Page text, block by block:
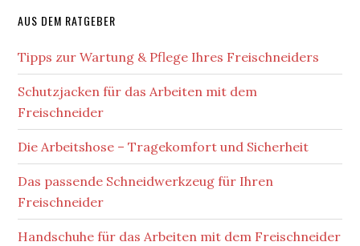
AUS DEM RATGEBER
Tipps zur Wartung & Pflege Ihres Freischneiders
Schutzjacken für das Arbeiten mit dem
Freischneider
Die Arbeitshose – Tragekomfort und Sicherheit
Das passende Schneidwerkzeug für Ihren
Freischneider
Handschuhe für das Arbeiten mit dem Freischneider